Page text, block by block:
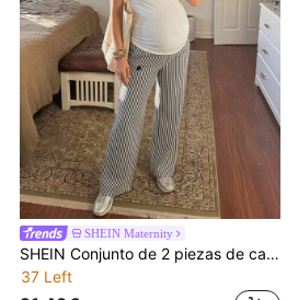
SHEIN Maternity
SHEIN Conjunto de 2 piezas de camiseta de manga corta y pantalones a rayas para maternidad
37 Left